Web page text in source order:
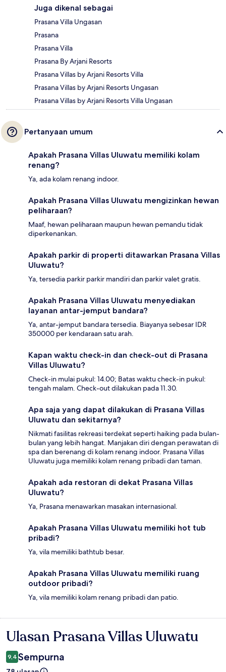
Juga dikenal sebagai
Prasana Villa Ungasan
Prasana
Prasana Villa
Prasana By Arjani Resorts
Prasana Villas by Arjani Resorts Villa
Prasana Villas by Arjani Resorts Ungasan
Prasana Villas by Arjani Resorts Villa Ungasan
Pertanyaan umum
Apakah Prasana Villas Uluwatu memiliki kolam
renang?
Ya, ada kolam renang indoor.
Apakah Prasana Villas Uluwatu mengizinkan hewan
peliharaan?
Maaf, hewan peliharaan maupun hewan pemandu tidak
diperkenankan.
Apakah parkir di properti ditawarkan Prasana Villas
Uluwatu?
Ya, tersedia parkir parkir mandiri dan parkir valet gratis.
Apakah Prasana Villas Uluwatu menyediakan
layanan antar-jemput bandara?
Ya, antar-jemput bandara tersedia. Biayanya sebesar IDR
350000 per kendaraan satu arah.
Kapan waktu check-in dan check-out di Prasana
Villas Uluwatu?
Check-in mulai pukul: 14.00; Batas waktu check-in pukul:
tengah malam. Check-out dilakukan pada 11.30.
Apa saja yang dapat dilakukan di Prasana Villas
Uluwatu dan sekitarnya?
Nikmati fasilitas rekreasi terdekat seperti haiking pada bulan-
bulan yang lebih hangat. Manjakan diri dengan perawatan di
spa dan berenang di kolam renang indoor. Prasana Villas
Uluwatu juga memiliki kolam renang pribadi dan taman.
Apakah ada restoran di dekat Prasana Villas
Uluwatu?
Ya, Prasana menawarkan masakan internasional.
Apakah Prasana Villas Uluwatu memiliki hot tub
pribadi?
Ya, vila memiliki bathtub besar.
Apakah Prasana Villas Uluwatu memiliki ruang
outdoor pribadi?
Ya, vila memiliki kolam renang pribadi dan patio.
Ulasan
Ulasan Prasana Villas Uluwatu
9,4 Sempurna